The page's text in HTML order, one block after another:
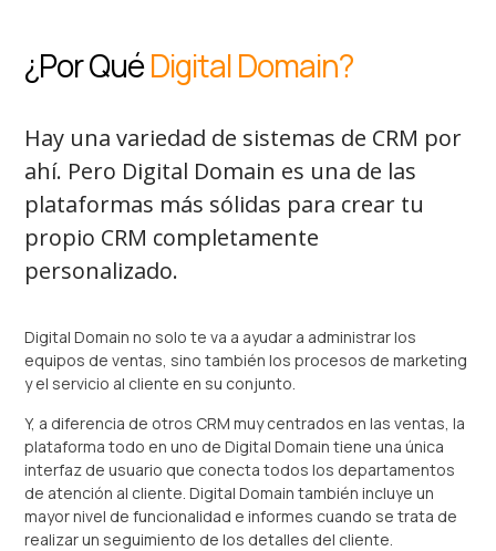
¿Por QuéDigital Domain?
Hay una variedad de sistemas de CRM por
ahí. Pero Digital Domain es una de las
plataformas más sólidas para crear tu
propio CRM completamente
personalizado.
Digital Domain no solo te va a ayudar a administrar los
equipos de ventas, sino también los procesos de marketing
y el servicio al cliente en su conjunto.
Y, a diferencia de otros CRM muy centrados en las ventas, la
plataforma todo en uno de Digital Domain tiene una única
interfaz de usuario que conecta todos los departamentos
de atención al cliente. Digital Domain también incluye un
mayor nivel de funcionalidad e informes cuando se trata de
realizar un seguimiento de los detalles del cliente.